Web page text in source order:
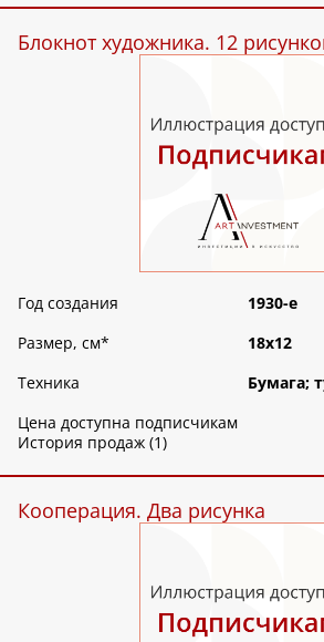
Блокнот художника. 12
Год создания
1930-е
Размер, см*
18х12
Техника
Бумага;
Цена доступна подписчикам
История продаж (1)
Кооперация. Два рисунка